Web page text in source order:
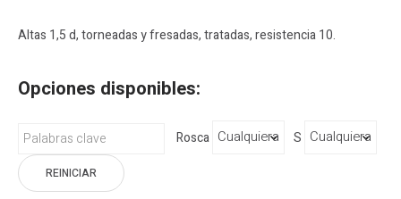
Altas 1,5 d, torneadas y fresadas, tratadas, resistencia 10.
Opciones disponibles:
Rosca S
REINICIAR